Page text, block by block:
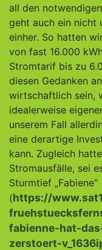
all den
geht auch ein nicht
einher. So hatten
von fast 16.000
Stromtarif bis zu
diesen Gedanken
wirtschaftlich sein,
idealerweise
unserem Fall
eine derartige
kann. Zugleich
Stromausfälle, sei
Sturmtief „Fabiene“
(https://
fabienne-hat-
zerstoert-